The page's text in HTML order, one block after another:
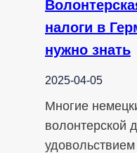
налоги в
нужно знать
2025-04-05
Многие
волонтерской